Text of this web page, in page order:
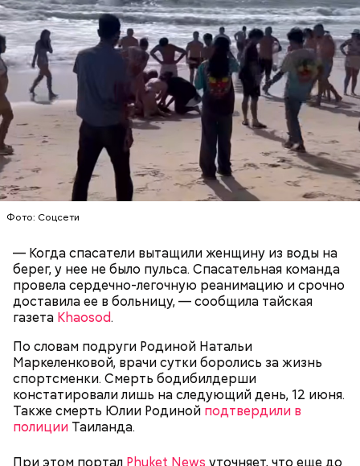
Фото: Соцсети
— Когда спасатели вытащили женщину из воды на
берег, у нее не было пульса. Спасательная команда
провела сердечно-легочную реанимацию и срочно
доставила ее в больницу, — сообщила тайская
газета Khaosod.
По словам подруги Родиной Натальи
Маркеленковой, врачи сутки боролись за жизнь
спортсменки. Смерть бодибилдерши
констатировали лишь на следующий день, 12 июня.
Также смерть Юлии Родиной подтвердили в
полиции Таиланда.
— Гасанов предложил переоформить на меня
банковскую ячейку, но вместо денег там оказалась
пачка печенья. По неподтвержденной
информации, фиктивным покупателем квартиры
мог бытьриелтор Вадим Де, известный по
псевдониму Вадим Богач.
Одним из своих самых близких людей Миссюра
гордился, что подсказал родителям имя для
малышки, когда та появилась на свет. По словам
брата, когда девочка подросла, отчим стал
вымещать на ней свою агрессию. Также Миссюра
очень тепло отзывается о своем приятеле
Константине, отрицает причастность к его смерти
Миссюра планировал заняться
паломничеством